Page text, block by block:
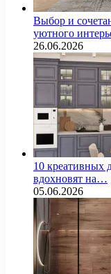
Выбор и
уютного
26.06.2026
10 креативных
вдохновят на…
05.06.2026